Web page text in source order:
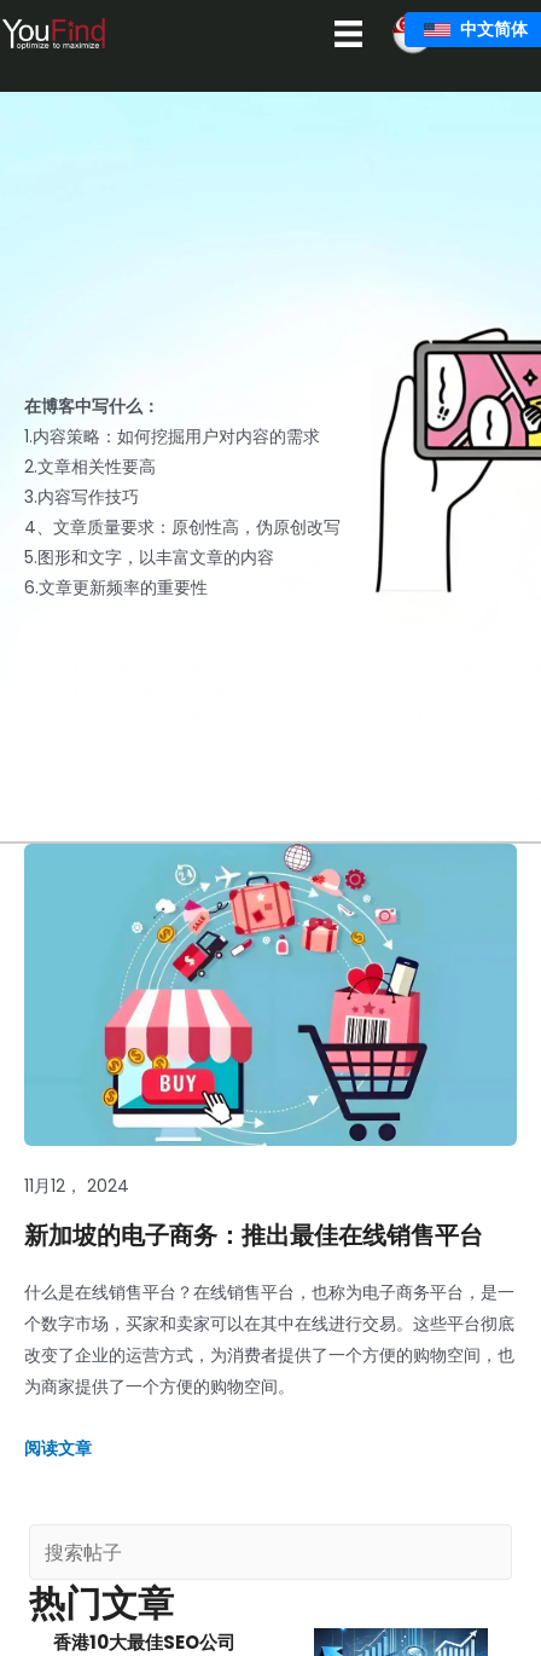
跳
至
中文简体
在博客中写什么：
1.内容策略：如何挖掘用户对内容的需求
2.文章相关性要高
3.内容写作技巧
4、文章质量要求：原创性高，伪原创改写
5.图形和文字，以丰富文章的内容
6.文章更新频率的重要性
11月12， 2024
新加坡的电子商务：推出最佳在线销售平台
什么是在线销售平台？在线销售平台，也称为电子商务平台，是一
个数字市场，买家和卖家可以在其中在线进行交易。这些平台彻底
改变了企业的运营方式，为消费者提供了一个方便的购物空间，也
为商家提供了一个方便的购物空间。
阅读文章
热门文章
香港10大最佳SEO公司